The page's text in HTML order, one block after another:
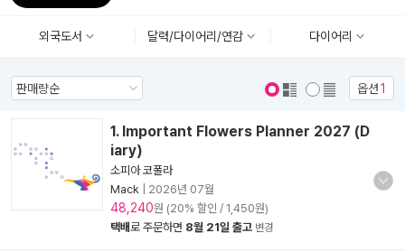
외국도서 달력/다이어리/연감 다이어리
옵션1
1. Important Flowers Planner 2027 (D
iary)
소피아 코폴라
Mack
2026년 07월
48,240원 (20% 할인 / 1,450원)
택배로 주문하면 8월 21일 출고 변경